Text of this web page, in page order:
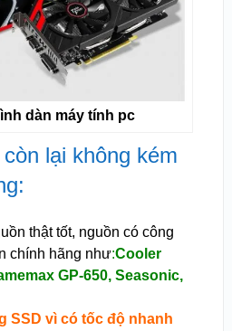
dàn máy tính pc
lại không kém
thật tốt, nguồn có công
chính hãng như:Cooler
GP-650,Seasonic,
SSD vì có tốc độ nhanh